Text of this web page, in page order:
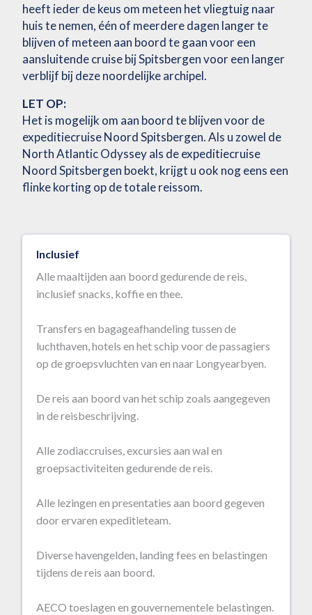
heeft ieder de keus om meteen het vliegtuig naar
huis te nemen, één of meerdere dagen langer te
blijven of meteen aan boord te gaan voor een
aansluitende cruise bij Spitsbergen voor een langer
verblijf bij deze noordelijke archipel.
LET OP:
Het is mogelijk om aan boord te blijven voor de
expeditiecruise Noord Spitsbergen. Als u zowel de
North Atlantic Odyssey als de expeditiecruise
Noord Spitsbergen boekt, krijgt u ook nog eens een
flinke korting op de totale reissom.
Inclusief
Alle maaltijden aan boord gedurende de reis,
inclusief snacks, koffie en thee.
Transfers en bagageafhandeling tussen de
luchthaven, hotels en het schip voor de passagiers
op de groepsvluchten van en naar Longyearbyen.
De reis aan boord van het schip zoals aangegeven
in de reisbeschrijving.
Alle zodiaccruises, excursies aan wal en
groepsactiviteiten gedurende de reis.
Alle lezingen en presentaties aan boord gegeven
door ervaren expeditieteam.
Diverse havengelden, landing fees en belastingen
tijdens de reis aan boord.
AECO toeslagen en gouvernementele belastingen.